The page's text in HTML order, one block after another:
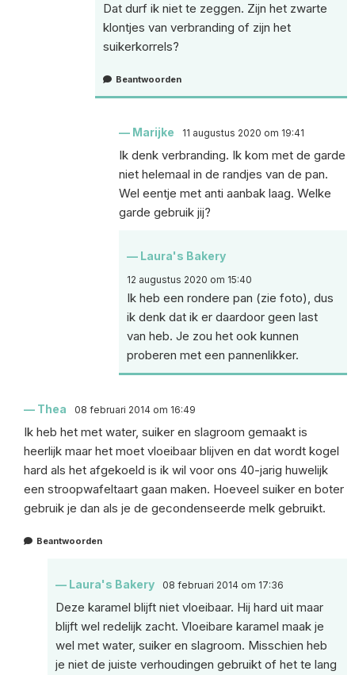
Dat durf ik niet te zeggen. Zijn het zwarte
klontjes van verbranding of zijn het
suikerkorrels?
Beantwoorden
Marijke 11 augustus 2020 om 19:41
Ik denk verbranding. Ik kom met de garde
niet helemaal in de randjes van de pan.
Wel eentje met anti aanbak laag. Welke
garde gebruik jij?
Laura's Bakery
12 augustus 2020 om 15:40
Ik heb een rondere pan (zie foto), dus
ik denk dat ik er daardoor geen last
van heb. Je zou het ook kunnen
proberen met een pannenlikker.
Thea 08 februari 2014 om 16:49
Ik heb het met water, suiker en slagroom gemaakt is
heerlijk maar het moet vloeibaar blijven en dat wordt kogel
hard als het afgekoeld is ik wil voor ons 40-jarig huwelijk
een stroopwafeltaart gaan maken. Hoeveel suiker en boter
gebruik je dan als je de gecondenseerde melk gebruikt.
Beantwoorden
Laura's Bakery 08 februari 2014 om 17:36
Deze karamel blijft niet vloeibaar. Hij hard uit maar
blijft wel redelijk zacht. Vloeibare karamel maak je
wel met water, suiker en slagroom. Misschien heb
je niet de juiste verhoudingen gebruikt of het te lang